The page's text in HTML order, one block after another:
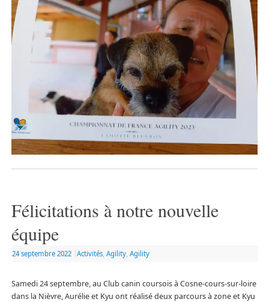
Félicitations à notre nouvelle
équipe
24 septembre 2022 Activités, Agility, Agility
Samedi 24 septembre, au Club canin coursois à Cosne-cours-sur-loire
dans la Nièvre, Aurélie et Kyu ont réalisé deux parcours à zone et Kyu